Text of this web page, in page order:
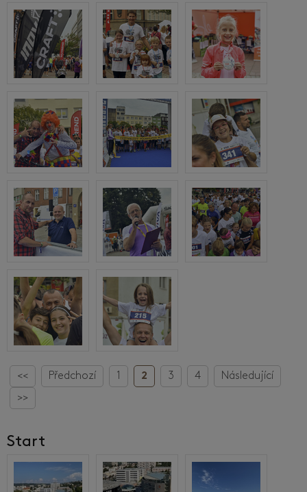
<< Předchozí 1 2 3 4
Následující
>>
Start